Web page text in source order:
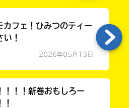
フェ！ひみつのティー
い！
2026年05月13日
！！！新巻おもしろー
！